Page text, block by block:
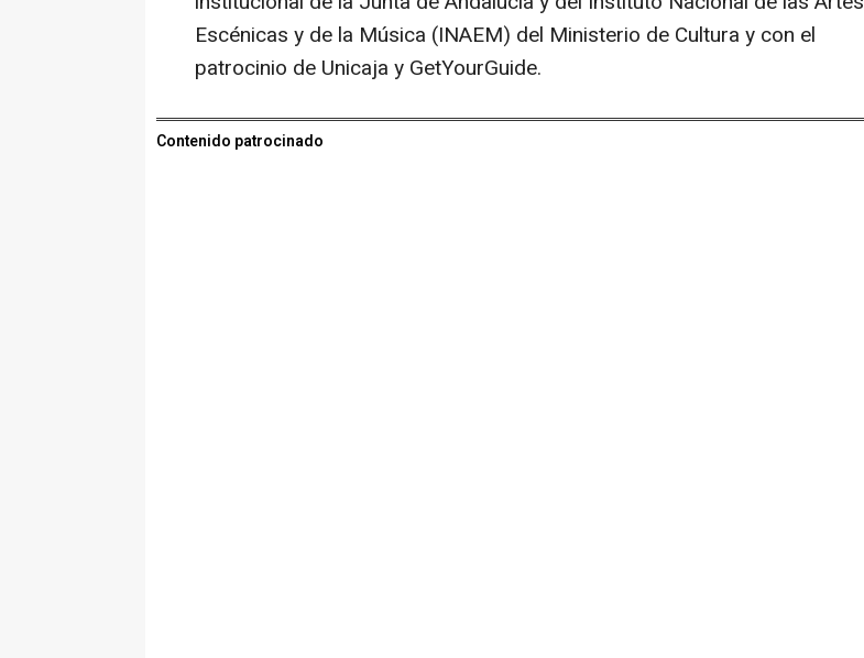
Escénicas y de la Música (INAEM) del Ministerio de Cultura y con el
patrocinio de Unicaja y GetYourGuide.
Contenido patrocinado